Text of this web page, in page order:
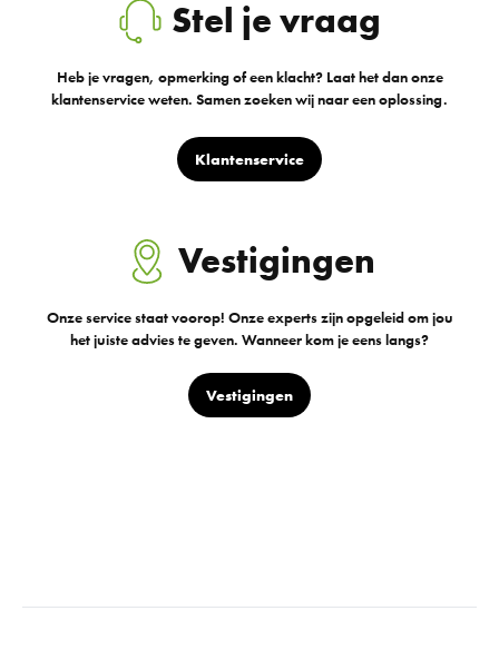
Stel je vraag
Heb je vragen, opmerking of een klacht? Laat het dan onze
klantenservice weten. Samen zoeken wij naar een oplossing.
Klantenservice
Vestigingen
Onze service staat voorop! Onze experts zijn opgeleid om jou
het juiste advies te geven. Wanneer kom je eens langs?
Vestigingen